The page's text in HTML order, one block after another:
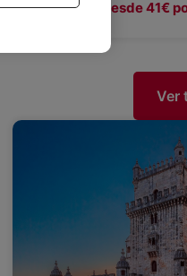
Desde 41€
Ver